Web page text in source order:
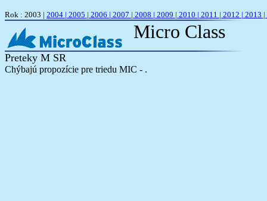
Rok : 2003 | 2004 | 2005 | 2006 | 2007 | 2008 | 2009 | 2010 | 2011 | 2012 | 2013 |
Micro Class
Preteky M SR
Chýbajú propozície pre triedu MIC - .